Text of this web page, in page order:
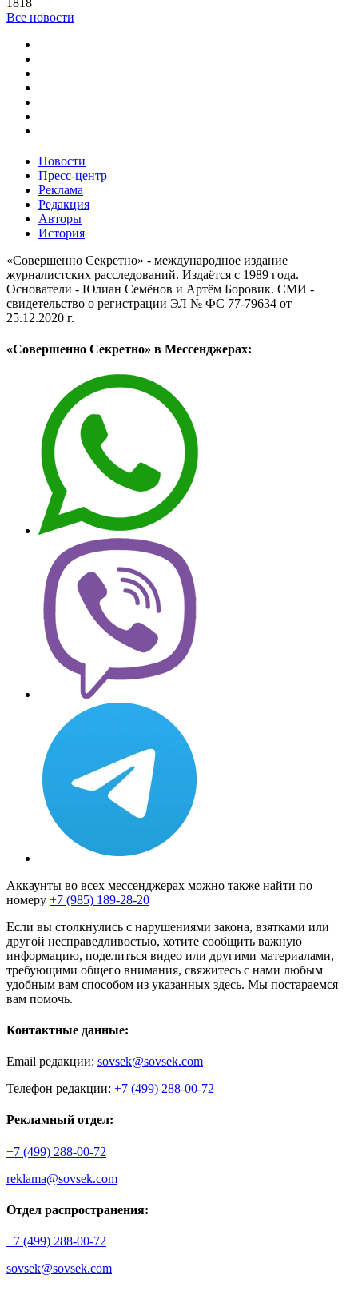
1818
Все новости
Новости
Пресс-центр
Реклама
Редакция
Авторы
История
«Совершенно Секретно» - международное издание
журналистских расследований. Издаётся с 1989 года.
Основатели - Юлиан Семёнов и Артём Боровик. CМИ -
свидетельство о регистрации ЭЛ № ФС 77-79634 от
25.12.2020 г.
«Совершенно Секретно» в Мессенджерах:
Аккаунты во всех мессенджерах можно также найти по
номеру +7 (985) 189-28-20
Если вы столкнулись с нарушениями закона, взятками или
другой несправедливостью, хотите сообщить важную
информацию, поделиться видео или другими материалами,
требующими общего внимания, свяжитесь с нами любым
удобным вам способом из указанных здесь. Мы постараемся
вам помочь.
Контактные данные:
Email редакции: sovsek@sovsek.com
Телефон редакции: +7 (499) 288-00-72
Рекламный отдел:
+7 (499) 288-00-72
reklama@sovsek.com
Отдел распространения:
+7 (499) 288-00-72
sovsek@sovsek.com